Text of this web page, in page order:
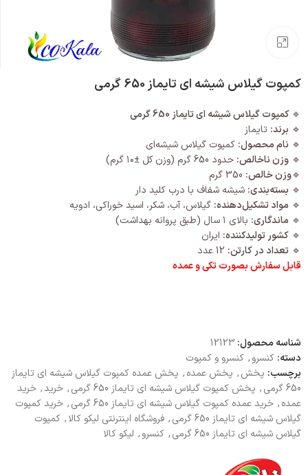
بزرگنمایی تصویر
کمپوت گیلاس شیشه ای تایماز 650 گرمی
🔹 کمپوت گیلاس شیشه ای تایماز 650 گرمی
🔹 برند: تایماز
🔹 نام محصول: کمپوت گیلاس شیشه‌ای
🔹 وزن ناخالص: حدود 650 گرم (وزن کل ±۱۰ گرم)
🔹وزن خالص:
🔹 بسته‌بندی: شیشه شفاف با درب کلید دار
🔹 مواد تشکیل‌دهنده: گیلاس، آب، شکر، اسید خوراکی، ادویه
🔹 ماندگاری: بالای ۱ سال (طبق پروانه بهداشت)
🔹 کشور تولیدکننده: ایران
🔹 تعداد در کارتن:
قابل سفارش بصورت تکی و عمده
شناسه محصول: 12123
دسته: کنسرو, کنسرو و کمپوت
برچسب: پخش, پخش عمده, پخش عمده کمپوت گیلاس شیشه ای تایماز
650 گرمی
, پخش کمپوت گیلاس شیشه ای تایماز 650 گرمی , خرید, خرید
عمده, خرید عمده کمپوت گیلاس شیشه ای تایماز 650 گرمی , خرید کمپوت
گیلاس شیشه ای تایماز 650 گرمی
, فروشگاه اینترنتی لیکو کالا, کمپوت
گیلاس شیشه ای تایماز 650 گرمی
, کنسرو, لیکو کالا